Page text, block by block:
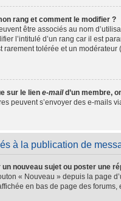
rang et comment le modifier ?
être associés au nom
l’intitulé d’un rang car il est
rarement tolérée et un
sur le lien e-maild’un membre,
peuvent s’envoyer des e-mails
à la publication de
nouveau sujet ou poster une
« Nouveau » depuis la page
en bas de page des forums,